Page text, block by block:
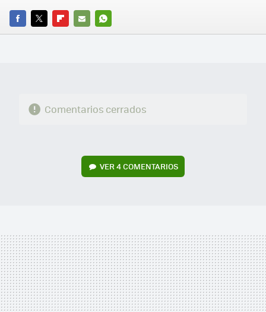
FACEBOOK
TWITTERFLIPBOARD
E-
WHATSAPP
Comentarios cerrados
VER 4 COMENTARIOS